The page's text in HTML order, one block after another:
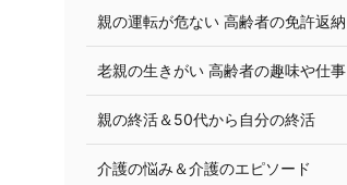
親の運転が危ない 高齢者の免許返納
老親の生きがい 高齢者の趣味や仕事
親の終活＆50代から自分の終活
介護の悩み＆介護のエピソード